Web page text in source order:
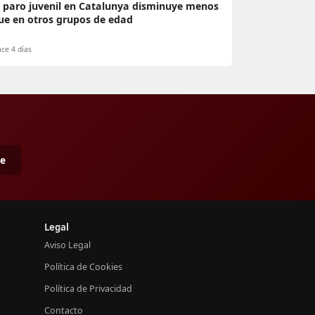
paro juvenil en Catalunya disminuye menos
en otros grupos de edad
4 días
Legal
Aviso Legal
Política de Cookies
Política de Privacidad
Contacto